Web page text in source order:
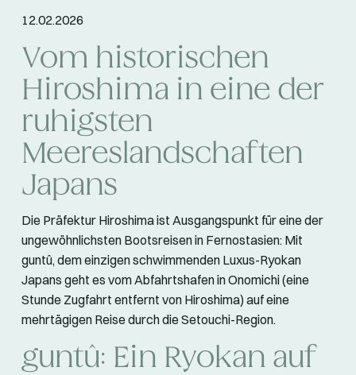
12.02.2026
Vom historischen
Hiroshima in eine der
ruhigsten
Meereslandschaften
Japans
Die Präfektur Hiroshima ist Ausgangspunkt für eine der
ungewöhnlichsten Bootsreisen in Fernostasien: Mit
guntû, dem einzigen schwimmenden Luxus-Ryokan
Japans geht es vom Abfahrtshafen in Onomichi (eine
Stunde Zugfahrt entfernt von Hiroshima) auf eine
mehrtägigen Reise durch die Setouchi-Region.
guntû: Ein Ryokan auf